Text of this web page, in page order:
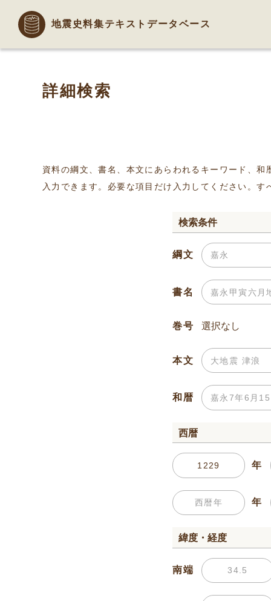
地震史料集テキストデータベース
詳細検索
資料の綱文、書名、本文にあらわれるキーワード、
入力できます。必要な項目だけ入力してください。
検索条件
綱文
書名
巻号
本文
和暦
西暦
年
年
緯度・経度
南端